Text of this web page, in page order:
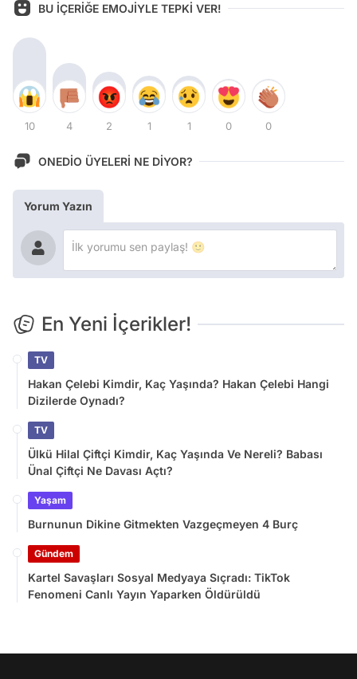
BU İÇERİĞE EMOJİYLE TEPKİ VER!
10 4 2 1 1 0 0
ONEDİO ÜYELERİ NE DİYOR?
Yorum Yazın
En Yeni İçerikler!
TV
Hakan Çelebi Kimdir, Kaç Yaşında? Hakan Çelebi Hangi
Dizilerde Oynadı?
TV
Ülkü Hilal Çiftçi Kimdir, Kaç Yaşında Ve Nereli? Babası
Ünal Çiftçi Ne Davası Açtı?
Yaşam
Burnunun Dikine Gitmekten Vazgeçmeyen 4 Burç
Gündem
Kartel Savaşları Sosyal Medyaya Sıçradı: TikTok
Fenomeni Canlı Yayın Yaparken Öldürüldü